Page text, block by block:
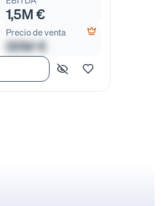
1,5M €
Precio de venta
00M €